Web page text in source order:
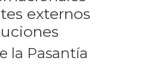
externos
la Pasantía